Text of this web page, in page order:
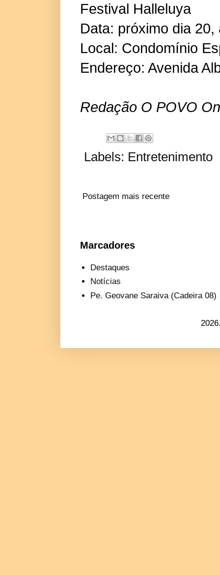
Festival Halleluya
Data: próximo dia
Local: Condomínio
Endereço: Avenida
Redação O POVO
Labels: Entretenimento
Postagem mais recente
Marcadores
Destaques
Notícias
Pe. Geovane Saraiva (Cadeira 08)